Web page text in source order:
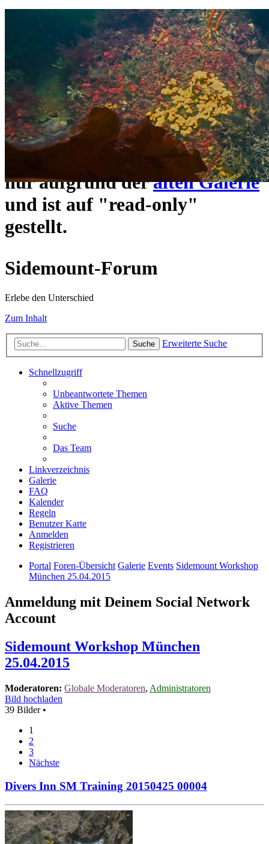
Das Sidemount-Forum ist auf
ein neues Forensystem
umgezogen und wie gewohnt
unterhttps://www.sidemount-
forum.comerreichbar.
Das alte Forum hier existiert
nur aufgrund deralten Galerie
und ist auf "read-only"
gestellt.
Sidemount-Forum
Erlebe den Unterschied
Zum Inhalt
Suche Erweiterte Suche
Schnellzugriff
Unbeantwortete Themen
Aktive Themen
Suche
Das Team
Linkverzeichnis
Galerie
FAQ
Kalender
Regeln
Benutzer Karte
Anmelden
Registrieren
Portal Foren-Übersicht Galerie Events Sidemount Workshop
München 25.04.2015
Anmeldung mit Deinem Social Network
Account
Sidemount Workshop München
25.04.2015
Moderatoren: Globale Moderatoren, Administratoren
Bild hochladen
39 Bilder •
1
2
3
Nächste
Divers Inn SM Training 20150425 00004